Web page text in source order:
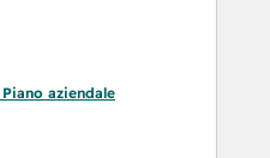
Piano aziendale